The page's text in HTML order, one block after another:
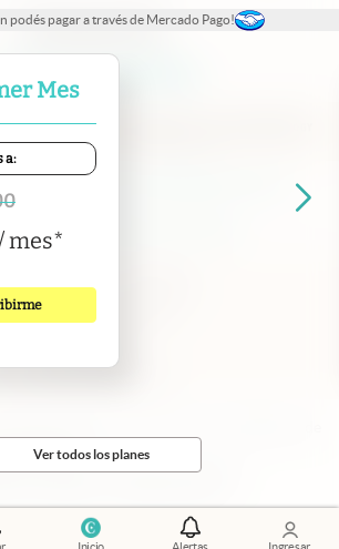
podés pagar a través de Mercado Pago!
Mes
a:
mes*
Ver todos los planes
abre en nueva pestaña
abre en nueva pestaña
abre en nueva pestaña
abre en nueva pestaña
abre en nueva pestaña
Proveedores
los derechos reservados
Términos y condiciones
Consentimiento
56576959
10.952 - 9 de agosto de 2026